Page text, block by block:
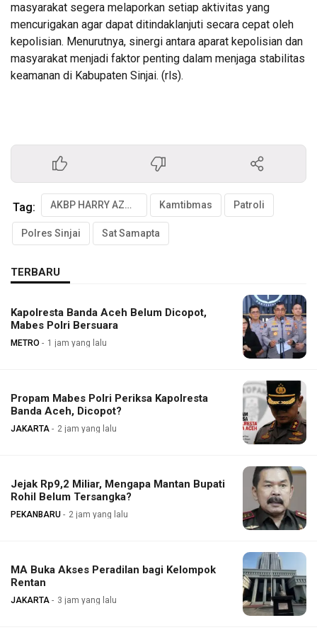
masyarakat segera melaporkan setiap aktivitas yang
mencurigakan agar dapat ditindaklanjuti secara cepat oleh
kepolisian. Menurutnya, sinergi antara aparat kepolisian dan
masyarakat menjadi faktor penting dalam menjaga stabilitas
keamanan di Kabupaten Sinjai. (rls).
Tag: AKBP HARRY AZHAR Kamtibmas Patroli
Polres Sinjai Sat Samapta
TERBARU
Kapolresta Banda Aceh Belum Dicopot,
Mabes Polri Bersuara
METRO 1 jam yang lalu
Propam Mabes Polri Periksa Kapolresta
Banda Aceh, Dicopot?
JAKARTA 2 jam yang lalu
Jejak Rp9,2 Miliar, Mengapa Mantan Bupati
Rohil Belum Tersangka?
PEKANBARU 2 jam yang lalu
MA Buka Akses Peradilan bagi Kelompok
Rentan
JAKARTA 3 jam yang lalu